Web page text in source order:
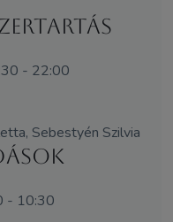
- 22:00
Sebestyén Szilvia
- 10:30